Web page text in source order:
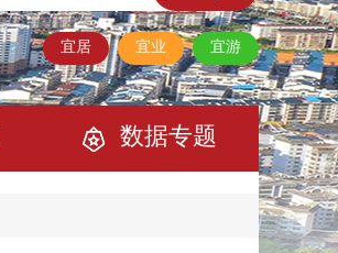
宜居 宜业 宜游
数据专题